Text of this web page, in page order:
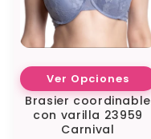
Brasier coordinable
con varilla 23959
Carnival
Ver Opciones